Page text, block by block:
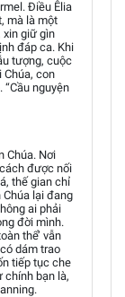
Điều Êlia
mà là một
xin giữ gìn
đáp ca. Khi
tượng, cuộc
Chúa, con
nguyện
Chúa. Nơi
được nối
thế gian chỉ
lại đang
ai phải
đời mình.
thể’ vẫn
dám trao
tiếp tục che
chính bạn là,